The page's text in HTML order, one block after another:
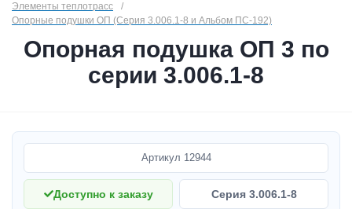
Элементы теплотрасс
/
Опорные подушки ОП (Серия 3.006.1-8 и Альбом ПС-192)
Опорная подушка ОП 3 по
серии 3.006.1-8
Артикул 12944
Доступно к заказу Серия 3.006.1-8